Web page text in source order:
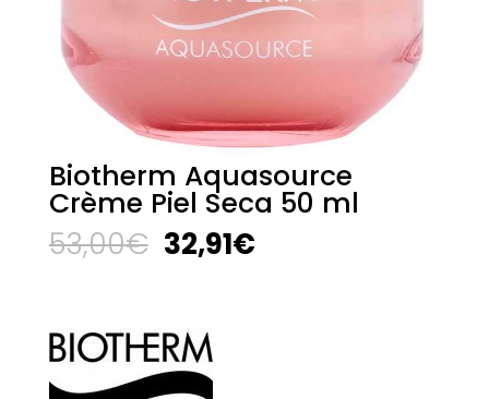
Biotherm Aquasource
Crème Piel Seca 50 ml
53,00€ El
precio
53,00€.
32,91€El